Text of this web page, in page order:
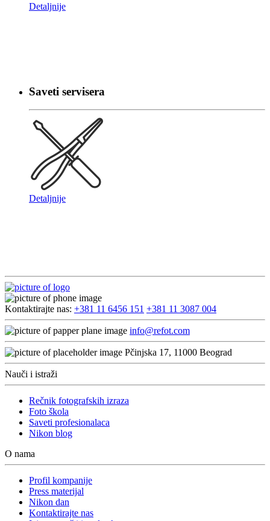
Detaljnije
Saveti servisera
Detaljnije
Kontaktirajte nas: +381 11 6456 151 +381 11 3087 004
info@refot.com
Pčinjska 17, 11000 Beograd
Nauči i istraži
Rečnik fotografskih izraza
Foto škola
Saveti profesionalaca
Nikon blog
O nama
Profil kompanije
Press materijal
Nikon dan
Kontaktirajte nas